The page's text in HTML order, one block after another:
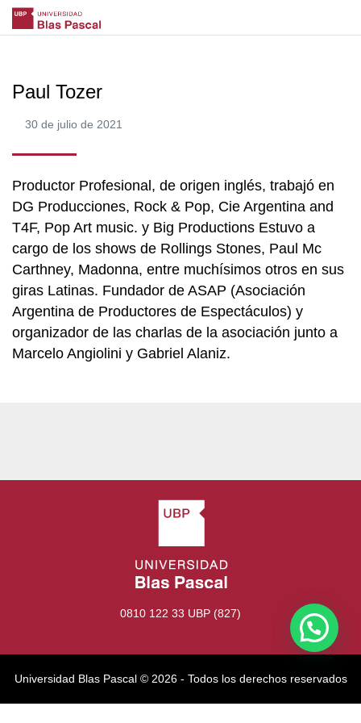
Paul Tozer
30 de julio de 2021
Productor Profesional, de origen inglés, trabajó en
DG Producciones, Rock & Pop, Cie Argentina and
T4F, Pop Art music. y Big Productions Estuvo a
cargo de los shows de Rollings Stones, Paul Mc
Carthney, Madonna, entre muchísimos otros en sus
giras Latinas. Fundador de ASAP (Asociación
Argentina de Productores de Espectáculos) y
organizador de las charlas de la asociación junto a
Marcelo Angiolini y Gabriel Alaniz.
0810 122 33 UBP (827)
Universidad Blas Pascal ©️ 2026 - Todos los derechos reservados